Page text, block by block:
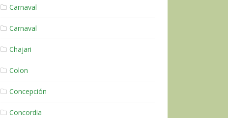
Carnaval
Carnaval
Chajari
Colon
Concepción
Concordia